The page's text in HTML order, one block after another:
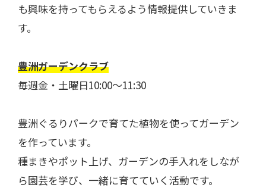
も興味を持ってもらえるよう情報提供していきま
す。
豊洲ガーデンクラブ
​毎週金・土曜日10:00〜11:30
豊洲ぐるりパークで育てた植物を使ってガーデン
を作っています。
種まきやポット上げ、ガーデンの手入れをしなが
ら園芸を学び、一緒に育てていく活動です。